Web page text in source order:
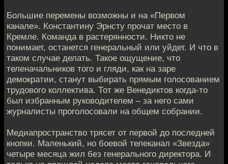
Большие перемены возможны и на «Первом
канале». Константину Эрнсту прочат место в
Кремле. Команда в растерянности. Никто не
понимает, останется генеральный или уйдет. И что в
таком случае делать. Такое ощущение, что
теленачальников того и гляди, как на заре
демократии, станут выбирать прямым голосованием
трудового коллектива. Тот же Венедиктов когда-то
был избранным руководителем – за него сами
журналисты проголосовали на общем собрании.
Медиапространство трясет от первой до последней
кнопки. Маленький, но боевой телеканал «Звезда»
четыре месяца жил без генерального директора. И